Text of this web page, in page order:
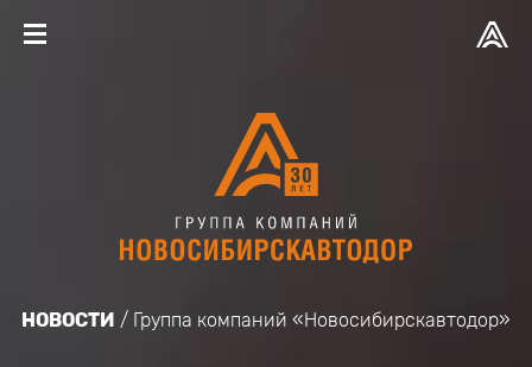
НОВОСТИ Группа компаний «Новосибирскавтодор»